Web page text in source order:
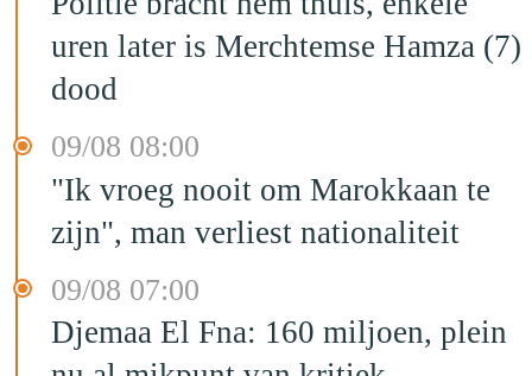
uren later is Merchtemse Hamza (7)
dood
09/08 08:00
"Ik vroeg nooit om Marokkaan te
zijn", man verliest nationaliteit
09/08 07:00
Djemaa El Fna: 160 miljoen, plein